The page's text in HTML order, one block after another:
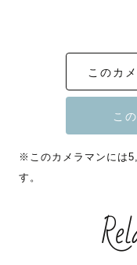
このカ
※このカメラマンには
す。